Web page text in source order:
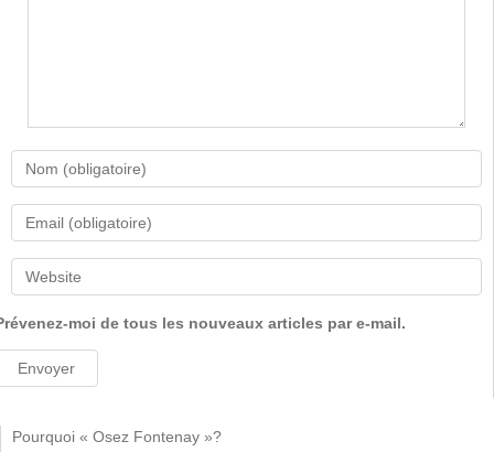
moi de tous les nouveaux articles par e-mail.
Pourquoi « Osez Fontenay »?